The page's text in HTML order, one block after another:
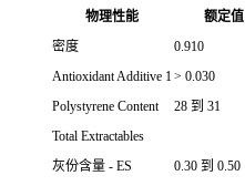
物理性能 额定值
密度
0.910
Antioxidant Additive 1 > 0.030
Polystyrene Content
28 到 31
Total Extractables
灰份含量 - ES
0.30 到 0.50